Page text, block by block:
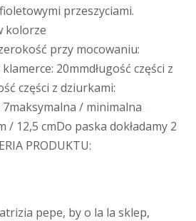
przeszyciami.
kolorze
przy mocowaniu:
20mmdługość części z
części z dziurkami:
/ minimalna
/ 12,5 cmDo paska dokładamy 2
PRODUKTU:
pepe, by o la la sklep,